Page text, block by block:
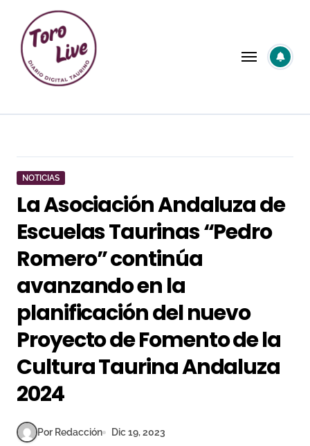
contenido
NOTICIAS
La Asociación Andaluza de
Escuelas Taurinas “Pedro
Romero” continúa
avanzando en la
planificación del nuevo
Proyecto de Fomento de la
Cultura Taurina Andaluza
2024
Por Redacción Dic 19, 2023